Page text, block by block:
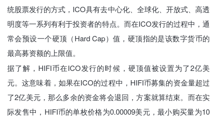
统股票发行的方式，ICO具有去中心化、全球化、开放式、高透
明度等一系列有利于投资者的特点。而在ICO发行的过程中，通
常会预设一个硬顶（Hard Cap）值，硬顶指的是该数字货币的
最高募资额的上限值。
据了解，HIFI币在ICO发行的时候，硬顶值被设置为了2亿美
元。这意味着，如果在ICO的过程中，HIFI币募集的资金量超过
了2亿美元，那么多余的资金将会退回，方案就算结束。而在实
际发售中，HIFI币的单枚价格为0.00009美元，最小购买量为10